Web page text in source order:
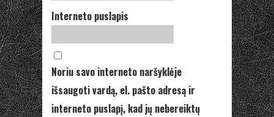
Interneto puslapis
Noriu savo interneto naršyklėje
išsaugoti vardą, el. pašto adresą ir
interneto puslapį, kad jų nebereiktų